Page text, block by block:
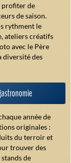
profiter de
de saison.
rythment le
ateliers créatifs
avec le Père
diversité des
année de
originales :
du terroir et
trouver des
de